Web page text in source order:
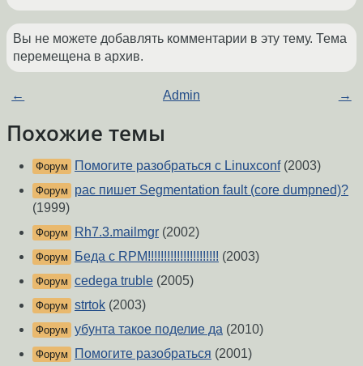
Вы не можете добавлять комментарии в эту тему. Тема
перемещена в архив.
← Admin →
Похожие темы
Форум Помогите разобраться с Linuxconf(2003)
Форум
pac пишет Segmentation fault (core dumpned)?
(1999)
Форум Rh7.3.mailmgr (2002)
Форум Беда с RPM!!!!!!!!!!!!!!!!!!!!!! (2003)
Форум cedega truble (2005)
Форум strtok (2003)
Форум убунта такое поделие да (2010)
Форум Помогите разобраться (2001)